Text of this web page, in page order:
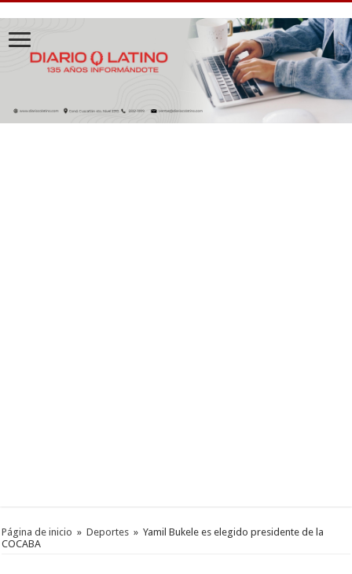
Página de inicio » Deportes » Yamil Bukele es elegido presidente de la
COCABA